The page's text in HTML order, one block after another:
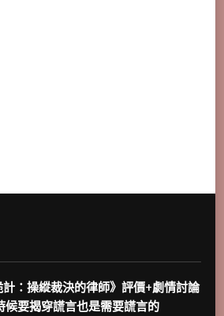
：操縱裁決的律師》評價+劇情討論
候要揭穿謊言也是需要謊言的